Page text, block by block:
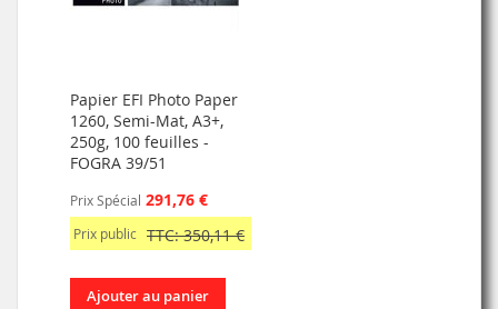
Papier EFI Photo Paper
1260, Semi-Mat, A3+,
250g, 100 feuilles -
FOGRA 39/51
Prix Spécial 291,76 €
Prix public TTC: 350,11 €
Ajouter au panier